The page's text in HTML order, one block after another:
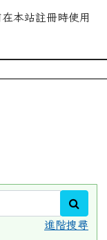
本站註冊時使用
進階搜尋